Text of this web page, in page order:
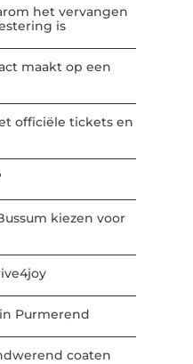
het vervangen
is
maakt op een
officiële tickets en
kiezen voor
Purmerend
coaten